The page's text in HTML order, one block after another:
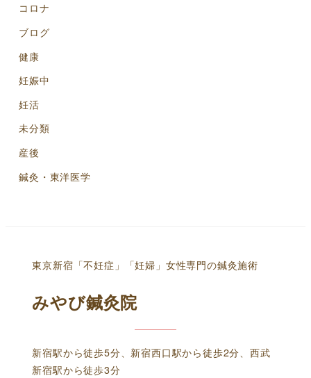
コロナ
ブログ
健康
妊娠中
妊活
未分類
産後
鍼灸・東洋医学
東京新宿「不妊症」「妊婦」女性専門の鍼灸施術
みやび鍼灸院
新宿駅から徒歩5分、新宿西口駅から徒歩2分、西武
新宿駅から徒歩3分